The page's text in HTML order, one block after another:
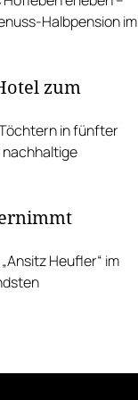
Halbpension im
zum
in fünfter
Heufler“ im